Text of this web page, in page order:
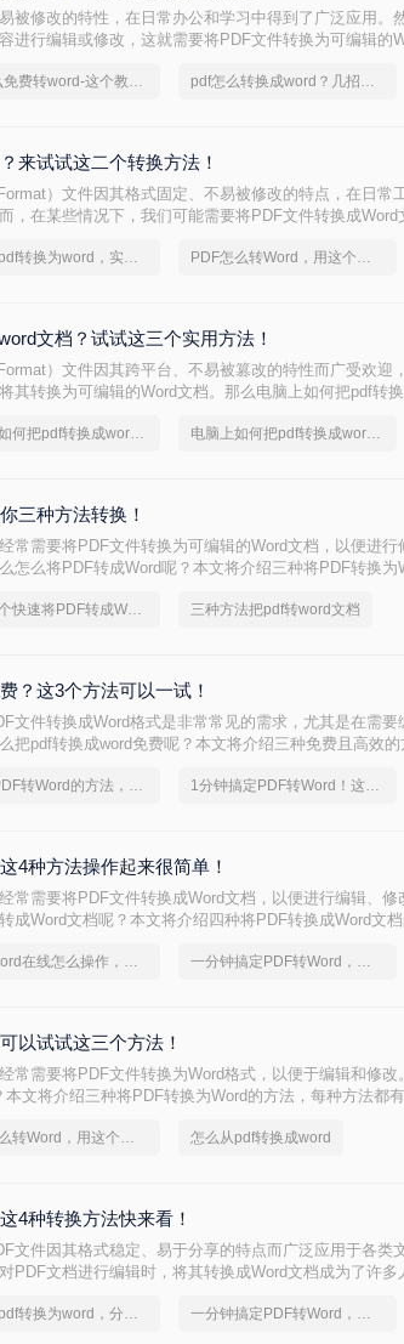
被修改的特性，在日常办公和学习中得到了广泛应用。
进行编辑或修改，这就需要将PDF文件转换为可编辑的
pdf怎么免费转word-这个教程教你轻松搞定 pdf怎么转换成word？几招轻松搞定
来试试这二个转换方法！
）文件因其格式固定、不易被修改的特点，在日常
，在某些情况下，我们可能需要将PDF文件转换成Word
如何将pdf转换为word，实用的方法来了 PDF怎么转Word，用这个方法试试
文档？试试这三个实用方法！
）文件因其跨平台、不易被篡改的特性而广受欢迎
其转换为可编辑的Word文档。那么电脑上如何把pdf转
电脑上如何把pdf转换成word文档 电脑上如何把pdf转换成word文档免费
三种方法转换！
常需要将PDF文件转换为可编辑的Word文档，以便进行
怎么将PDF转成Word呢？本文将介绍三种将PDF转换为
教你一个快速将PDF转成Word的方法，快来get吧！ 三种方法把pdf转word文档
？这3个方法可以一试！
文件转换成Word格式是非常常见的需求，尤其是在需要
把pdf转换成word免费呢？本文将介绍三种免费且高效的
这2个PDF转Word的方法，高效率转换，排版不乱码！ 1分钟搞定PDF转Word！这2个方法，一定要收好！
4种方法操作起来很简单！
常需要将PDF文件转换成Word文档，以便进行编辑、修
成Word文档呢？本文将介绍四种将PDF转换成Word文档
pdf转word在线怎么操作，这个方法很简单 一分钟搞定PDF转Word，这2种简单方法，任意选择
以试试这三个方法！
常需要将PDF文件转换为Word格式，以便于编辑和修改
文将介绍三种将PDF转换为Word的方法，每种方法都
PDF怎么转Word，用这个方法试试 怎么从pdf转换成word
4种转换方法快来看！
文件因其格式稳定、易于分享的特点而广泛应用于各类
PDF文档进行编辑时，将其转换成Word文档成为了许多
如何将pdf转换为word，分享一种简单的方法 一分钟搞定PDF转Word，这2种简单方法，任意选择